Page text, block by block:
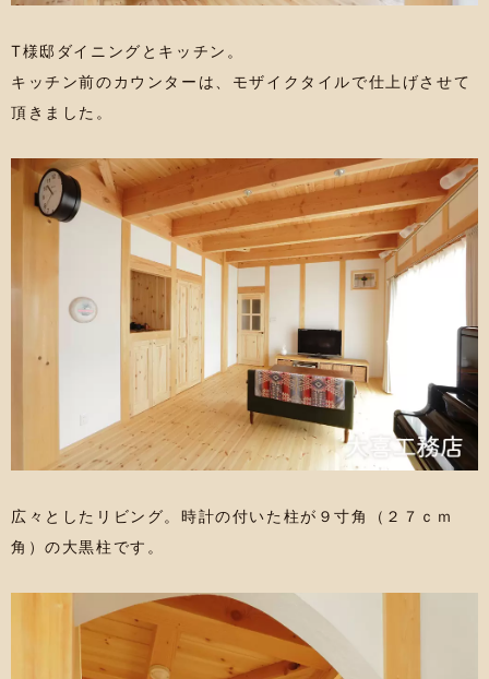
T様邸ダイニングとキッチン。
キッチン前のカウンターは、モザイクタイルで仕上げさせて
頂きました。
広々としたリビング。時計の付いた柱が９寸角（２７ｃｍ
角）の大黒柱です。